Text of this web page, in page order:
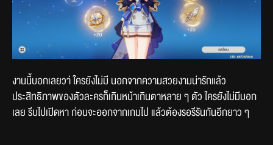
งานนี้บอกเลยวา่ ใครยังไม่มี นอกจากความสวยงามน่ารักแล้ว
ประสิทธิภาพของตัวละครก็เกินหน้าเกินตาหลาย ๆ ตัว ใครยังไม่มีบอก
เลย รีบไปเปิดหา ก่อนจะออกจากเกมไป แล้วต้องรอรีรันกันอีกยาว ๆ